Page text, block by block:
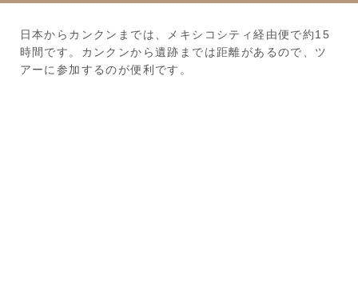
日本からカンクンまでは、メキシコシティ経由便で約15
時間です。カンクンから遺跡までは距離があるので、ツ
アーに参加するのが便利です。